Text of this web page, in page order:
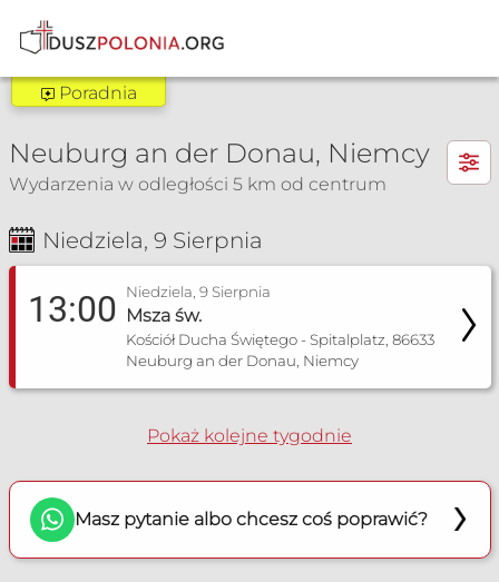
Poradnia Nürnberg
Zakres pomocy:
Poradnia małżeńska
+49 152 34043 195
poradniapmknbg@gmail.com
Poradnia
×
Msza Św. i nabożeństwa
Neuburg an der Donau, Niemcy
Wydarzenia w odległości 5 km od centrum
Niedziela, 9 Sierpnia
13:00 Niedziela, 9 Sierpnia
Msza św.
Kościół Ducha Świętego - Spitalplatz, 86633
Neuburg an der Donau, Niemcy
Pokaż kolejne tygodnie
Masz pytanie albo chcesz coś poprawić?